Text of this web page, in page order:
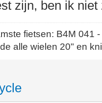
zijn, ben ik niet
fietsen: B4M
alle wielen 20" en